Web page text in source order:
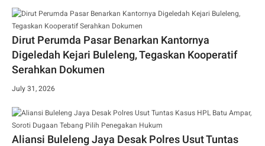
Dirut Perumda Pasar Benarkan Kantornya
Digeledah Kejari Buleleng, Tegaskan Kooperatif
Serahkan Dokumen
July 31, 2026
Aliansi Buleleng Jaya Desak Polres Usut Tuntas